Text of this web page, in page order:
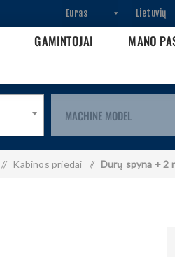
GAMINTOJAI MANO
/ Kabinos priedai / Durų spyna + 2